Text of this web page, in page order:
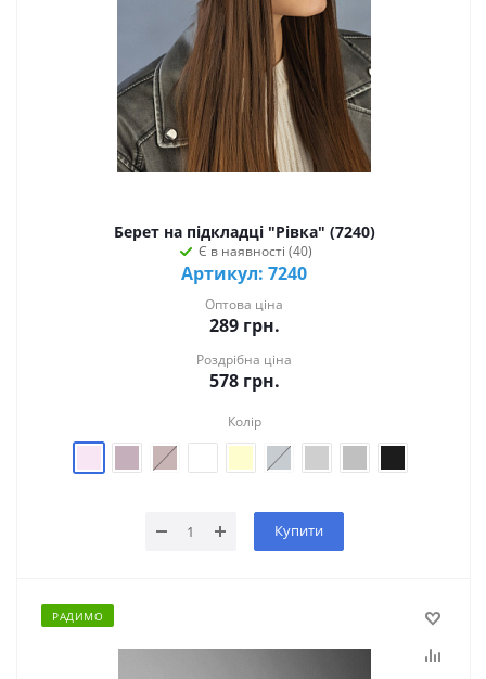
Берет на підкладці "Рівка" (7240)
Є в наявності (40)
Артикул: 7240
Оптова ціна
289грн.
Роздрібна ціна
578грн.
Колір
Купити
РАДИМО